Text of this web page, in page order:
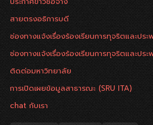
สายตรงอธิการบดี
ช่องทางแจ้งเรื่องร้องเรียนการทุจริตและปร
ช่องทางแจ้งเรื่องร้องเรียนการทุจริตและปร
ติดต่อมหาวิทยาลัย
การเปิดเผยข้อมูลสาธารณะ (SRU ITA)
chat กับเรา